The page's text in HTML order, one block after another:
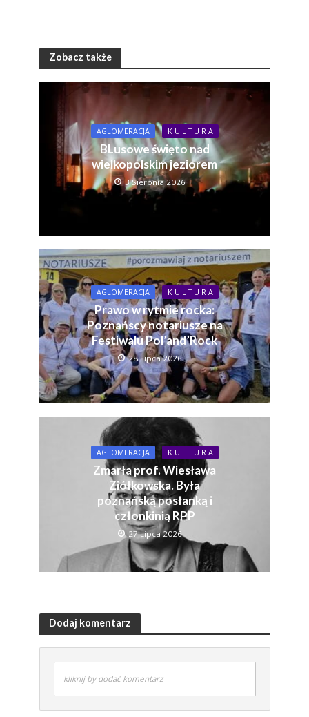
Zobacz także
AGLOMERACJA K U L T U R A
BLusowe święto nad
wielkopolskim jeziorem
3 Sierpnia 2026
AGLOMERACJA K U L T U R A
Prawo w rytmie rocka:
Poznańscy notariusze na
Festiwalu Pol’and’Rock
28 Lipca 2026
AGLOMERACJA K U L T U R A
Zmarła prof. Wiesława
Ziółkowska. Była
poznańską posłanką i
członkinią RPP
27 Lipca 2026
Dodaj komentarz
kliknij by dodać komentarz